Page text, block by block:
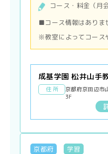
コース・料金（月
■コース情報はありま
※教室によってコース
成基学園 松井山手
住 所
京都府京田辺市
3F
京都府 学習